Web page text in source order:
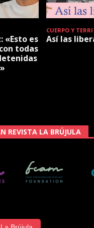
«Esto es
todas
CUERPO Y
Así las
REVISTA LA BRÚJULA